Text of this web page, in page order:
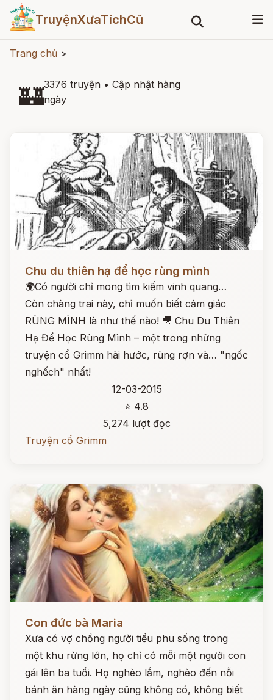
TruyệnXưaTíchCũ
Trang chủ >
🏰3376 truyện • Cập nhật hàng
ngày
Chu du thiên hạ để học rùng mình
🌍Có người chỉ mong tìm kiếm vinh quang…
Còn chàng trai này, chỉ muốn biết cảm giác
RÙNG MÌNH là như thế nào! 🎥 Chu Du Thiên
Hạ Để Học Rùng Mình – một trong những
truyện cổ Grimm hài hước, rùng rợn và… "ngốc
nghếch" nhất!
12-03-2015
⭐ 4.8
5,274 lượt đọc
Truyện cổ Grimm
Con đức bà Maria
Xưa có vợ chồng người tiều phu sống trong
một khu rừng lớn, họ chỉ có mỗi một người con
gái lên ba tuổi. Họ nghèo lắm, nghèo đến nỗi
bánh ăn hàng ngày cũng không có, không biết